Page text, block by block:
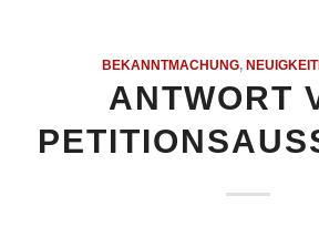
BEKANNTMACHUNG,
ANTWORT